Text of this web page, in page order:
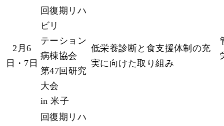
2月6
日・7日
回復期リハ
ビリ
テーション
病棟協会
第47回研究
大会
in 米子
低栄養診断と食支援体制の充
実に向けた取り組み
回復期リハ